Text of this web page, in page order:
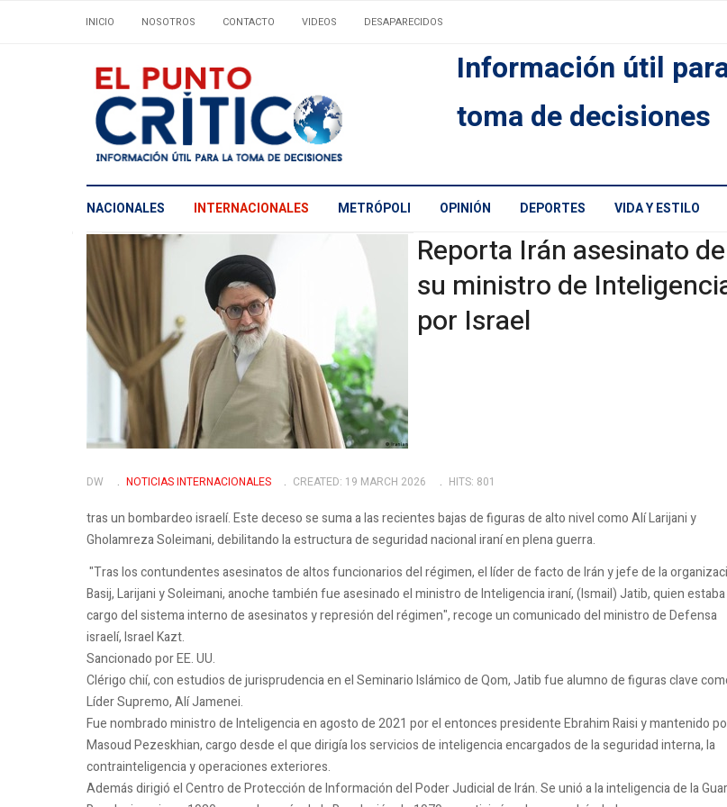
INICIO NOSOTROS CONTACTO VIDEOS DESAPARECIDOS
Información útil
toma de decisiones
NACIONALES INTERNACIONALES METRÓPOLI OPINIÓN DEPORTES VIDA Y ESTILO
Reporta Irán asesinato de
su ministro de
por Israel
DW NOTICIAS INTERNACIONALES CREATED: 19 MARCH 2026 HITS: 801
tras un bombardeo israelí. Este deceso se suma a las recientes bajas de figuras de alto nivel como Alí Larijani y
Gholamreza Soleimani, debilitando la estructura de seguridad nacional iraní en plena guerra.
"Tras los contundentes asesinatos de altos funcionarios del régimen, el líder de facto de Irán y jefe de la
Basij, Larijani y Soleimani, anoche también fue asesinado el ministro de Inteligencia iraní, (Ismail) Jatib, quien
cargo del sistema interno de asesinatos y represión del régimen", recoge un comunicado del ministro de Defensa
israelí, Israel Kazt.
Sancionado por EE. UU.
Clérigo chií, con estudios de jurisprudencia en el Seminario Islámico de Qom, Jatib fue alumno de figuras clave
Líder Supremo, Alí Jamenei.
Fue nombrado ministro de Inteligencia en agosto de 2021 por el entonces presidente Ebrahim Raisi y mantenido
Masoud Pezeskhian, cargo desde el que dirigía los servicios de inteligencia encargados de la seguridad interna, la
contrainteligencia y operaciones exteriores.
Además dirigió el Centro de Protección de Información del Poder Judicial de Irán. Se unió a la inteligencia de la